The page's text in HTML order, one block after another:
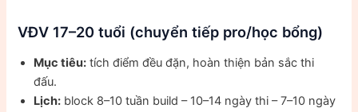
VĐV 17–20 tuổi (chuyển tiếp pro/học bổng)
Mục tiêu: tích điểm đều đặn, hoàn thiện bản sắc thi
đấu.
Lịch: block 8–10 tuần build – 10–14 ngày thi – 7–10 ngày